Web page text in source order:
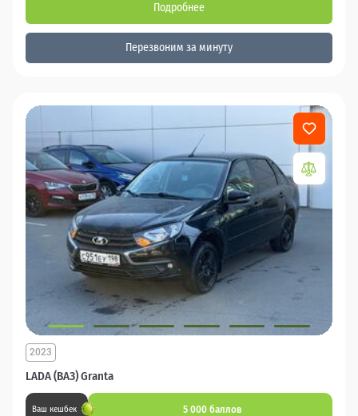
Подробнее
Перезвоним за минуту
LADA (ВАЗ) Granta
2023
Ваш кешбек 5 000 баллов